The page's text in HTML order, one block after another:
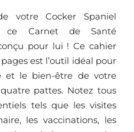
votre Cocker Spaniel
ce Carnet de Santé
pour lui ! Ce cahier
est l’outil idéal pour
et le bien-être de votre
pattes. Notez tous
tels que les visites
les vaccinations, les